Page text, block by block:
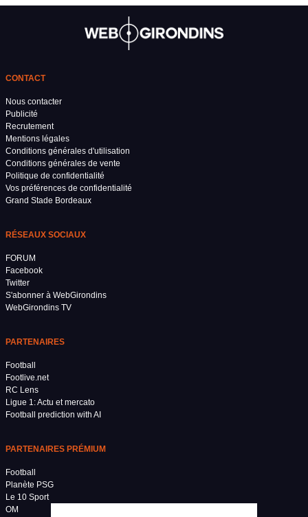
CONTACT
Nous contacter
Publicité
Recrutement
Mentions légales
Conditions générales d'utilisation
Conditions générales de vente
Politique de confidentialité
Vos préférences de confidentialité
Grand Stade Bordeaux
RÉSEAUX SOCIAUX
FORUM
Facebook
Twitter
S'abonner à WebGirondins
WebGirondins TV
PARTENAIRES
Football
Footlive.net
RC Lens
Ligue 1: Actu et mercato
Football prediction with AI
PARTENAIRES PRÉMIUM
Football
Planète PSG
Le 10 Sport
OM